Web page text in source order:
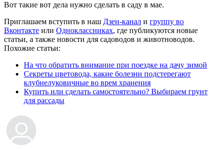
Вот такие вот дела нужно сделать в саду в мае.
Приглашаем вступить в наш Дзен-канал и группу во
Вконтакте или Одноклассниках, где публикуются новые
статьи, а также новости для садоводов и животноводов.
Похожие статьи:
На что обратить внимание при поездке на дачу зимой
Секреты цветовода, какие болезни подстерегают
клубнелуковичные во врем хранения
Купить или сделать самостоятельно? Выбираем грунт
для рассады